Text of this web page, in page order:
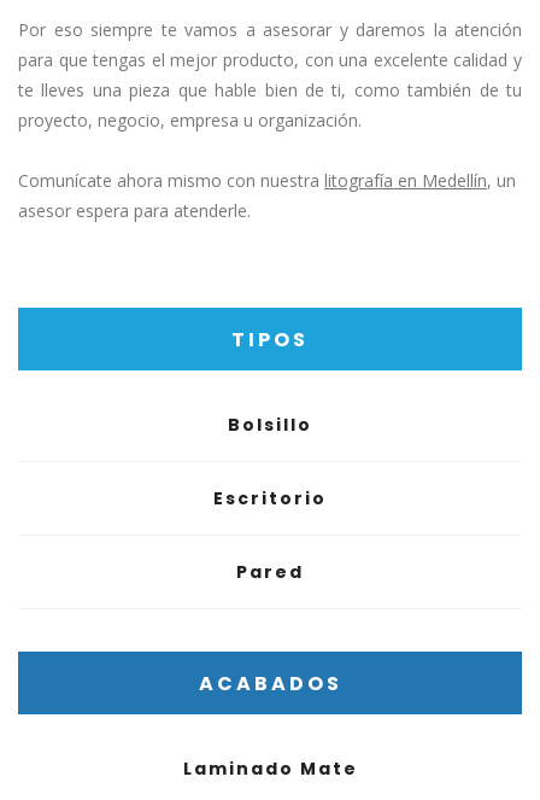
Por eso siempre te vamos a asesorar y daremos la atención
para que tengas el mejor producto, con una excelente calidad y
te lleves una pieza que hable bien de ti, como también de tu
proyecto, negocio, empresa u organización.
Comunícate ahora mismo con nuestra litografía en Medellín, un
asesor espera para atenderle.
TIPOS
Bolsillo
Escritorio
Pared
ACABADOS
Laminado Mate